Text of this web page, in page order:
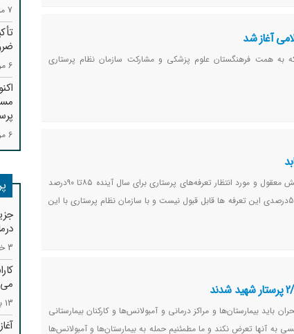
آغاز شد
همت فرهنگستان علوم پزشكی و مشارکت سازمان نظام پرستاری
رئیس کل سازمان نظام پرستاری گفت: حداقل افزایش معقول و مورد انتظار تعرفه‌های پرستاری برای سال آینده ۸۵تا ۹۰درصد
است و مصوبه شورای عالی بیمه مبنی بر افزایش 58درصدی این تعرفه ها قابل قبول نیست و با سازمان نظام پرستاری با این
بیمارستان‌ها و مراکز درمانی و آمبولانس‌ها و کارکنان بیمارستانی
به آنها تعرض نکند و ما مطمئنیم حمله به بیمارستان‌ها و آمبولانس‌ها
7 مرداد 1405
6 مرداد 1405
6 مرداد 1405
3 خرداد 1401
13 بهمن 1400